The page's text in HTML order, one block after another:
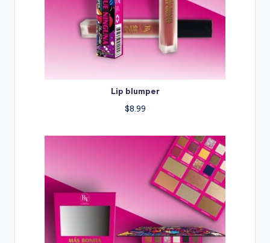
Lip blumper
$8.99